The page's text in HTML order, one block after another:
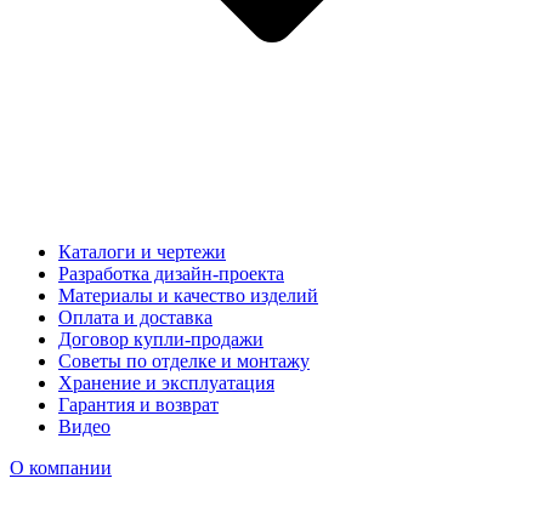
Каталоги и чертежи
Разработка дизайн-проекта
Материалы и качество изделий
Оплата и доставка
Договор купли-продажи
Советы по отделке и монтажу
Хранение и эксплуатация
Гарантия и возврат
Видео
О компании